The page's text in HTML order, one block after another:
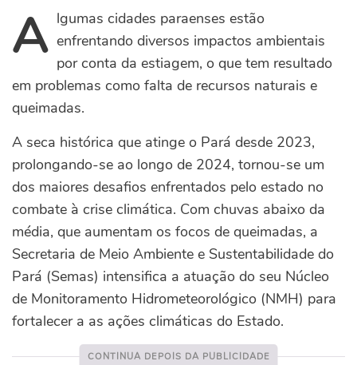
Algumas cidades paraenses estão
enfrentando diversos impactos ambientais
por conta da estiagem, o que tem resultado
em problemas como falta de recursos naturais e
queimadas.
A seca histórica que atinge o Pará desde 2023,
prolongando-se ao longo de 2024, tornou-se um
dos maiores desafios enfrentados pelo estado no
combate à crise climática. Com chuvas abaixo da
média, que aumentam os focos de queimadas, a
Secretaria de Meio Ambiente e Sustentabilidade do
Pará (Semas) intensifica a atuação do seu Núcleo
de Monitoramento Hidrometeorológico (NMH) para
fortalecer a as ações climáticas do Estado.